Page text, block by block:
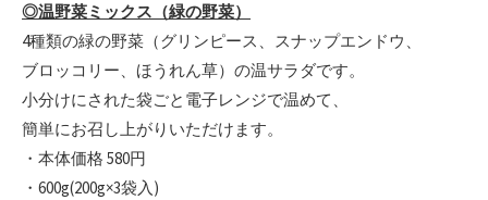
◎温野菜ミックス（緑の野菜）
4種類の緑の野菜（グリンピース、スナップエンドウ、
ブロッコリー、ほうれん草）の温サラダです。
小分けにされた袋ごと電子レンジで温めて、
簡単にお召し上がりいただけます。
・本体価格 580円
・600g(200g×3袋入)